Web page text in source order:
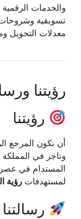
والخدمات
تسويقية وشروحات
معدلات التحويل
رؤيتنا
رؤيتنا
أن نكون المرجع
وتاجر في المملكة
المستدام في عصر
لمستهدفات رؤية
رسالتنا